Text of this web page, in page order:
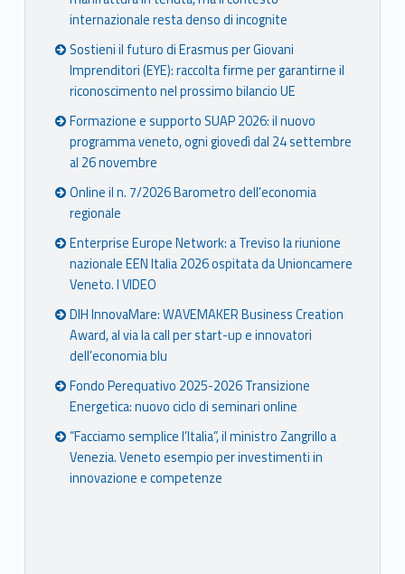
internazionale resta denso di incognite
Sostieni il futuro di Erasmus per Giovani
Imprenditori (EYE): raccolta firme per garantirne il
riconoscimento nel prossimo bilancio UE
Formazione e supporto SUAP 2026: il nuovo
programma veneto, ogni giovedì dal 24 settembre
al 26 novembre
Online il n. 7/2026 Barometro dell’economia
regionale
Enterprise Europe Network: a Treviso la riunione
nazionale EEN Italia 2026 ospitata da Unioncamere
Veneto. I VIDEO
DIH InnovaMare: WAVEMAKER Business Creation
Award, al via la call per start-up e innovatori
dell’economia blu
Fondo Perequativo 2025-2026 Transizione
Energetica: nuovo ciclo di seminari online
“Facciamo semplice l’Italia”, il ministro Zangrillo a
Venezia. Veneto esempio per investimenti in
innovazione e competenze